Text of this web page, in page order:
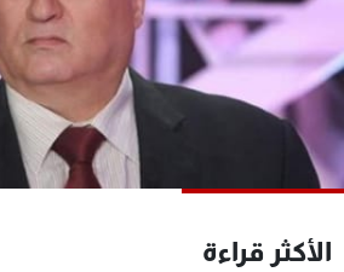
الأكثر قراءة
البرامج
جدول البرامج
شاهد البرامج
الترددات
عن MTV
لاعلاناتكم
وظائف